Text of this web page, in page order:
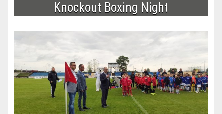
Knockout Boxing Night